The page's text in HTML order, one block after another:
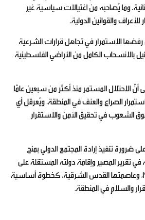
وما يُصاحبه من اغتيالات سياسية غير
والقوانين الدولية.
الاستمرار في تجاهل قرارات الشرعية
بالانسحاب الكامل من الأراضي الفلسطينية
الاحتلال المستمر منذ أكثر من سبعين عامًا
الصراع والعنف في المنطقة، ويُعرقل أي
الشعوب في تحقيق الأمن والاستقرار
تنفيذ إرادة المجتمع الدولي بمنح
تقرير المصير وإقامة دولته المستقلة على
حدود الرابع من يونيو 1967، وعاصمتها القدس الشرقية، كخطوة أساسية
والسلام في المنطقة.